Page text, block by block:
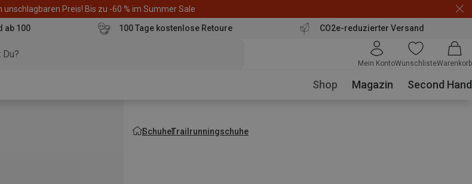
unschlagbaren Preis! Bis zu -60 % im Summer Sale
ab 100
100 Tage kostenlose Retoure CO2e-reduzierter Versand
Mein KontoWunschlisteWarenkorb
Shop Magazin Second Hand
SchuheTrailrunningschuhe